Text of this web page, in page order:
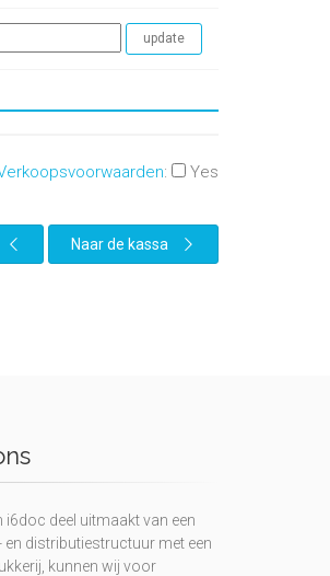
: Yes
Naar de kassa
i6doc deel uitmaakt van een
en distributiestructuur met een
kunnen wij voor